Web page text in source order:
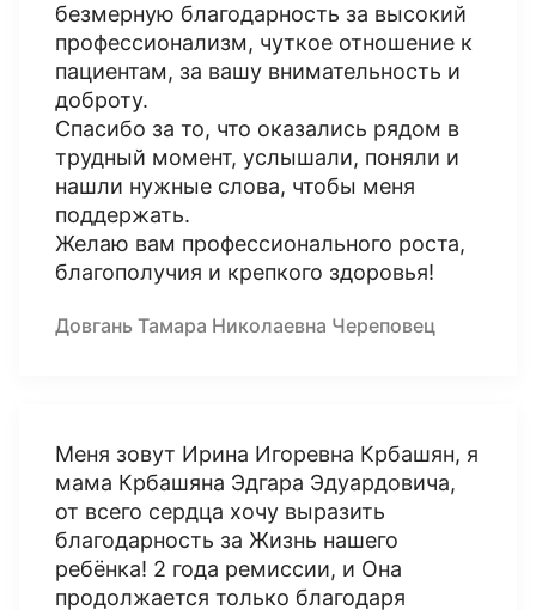
безмерную благодарность за высокий
профессионализм, чуткое отношение к
пациентам, за вашу внимательность и
доброту.
Спасибо за то, что оказались рядом в
трудный момент, услышали, поняли и
нашли нужные слова, чтобы меня
поддержать.
Желаю вам профессионального роста,
благополучия и крепкого здоровья!
Довгань Тамара Николаевна Череповец
Меня зовут Ирина Игоревна Крбашян, я
мама Крбашяна Эдгара Эдуардовича,
от всего сердца хочу выразить
благодарность за Жизнь нашего
ребёнка! 2 года ремиссии, и Она
продолжается только благодаря